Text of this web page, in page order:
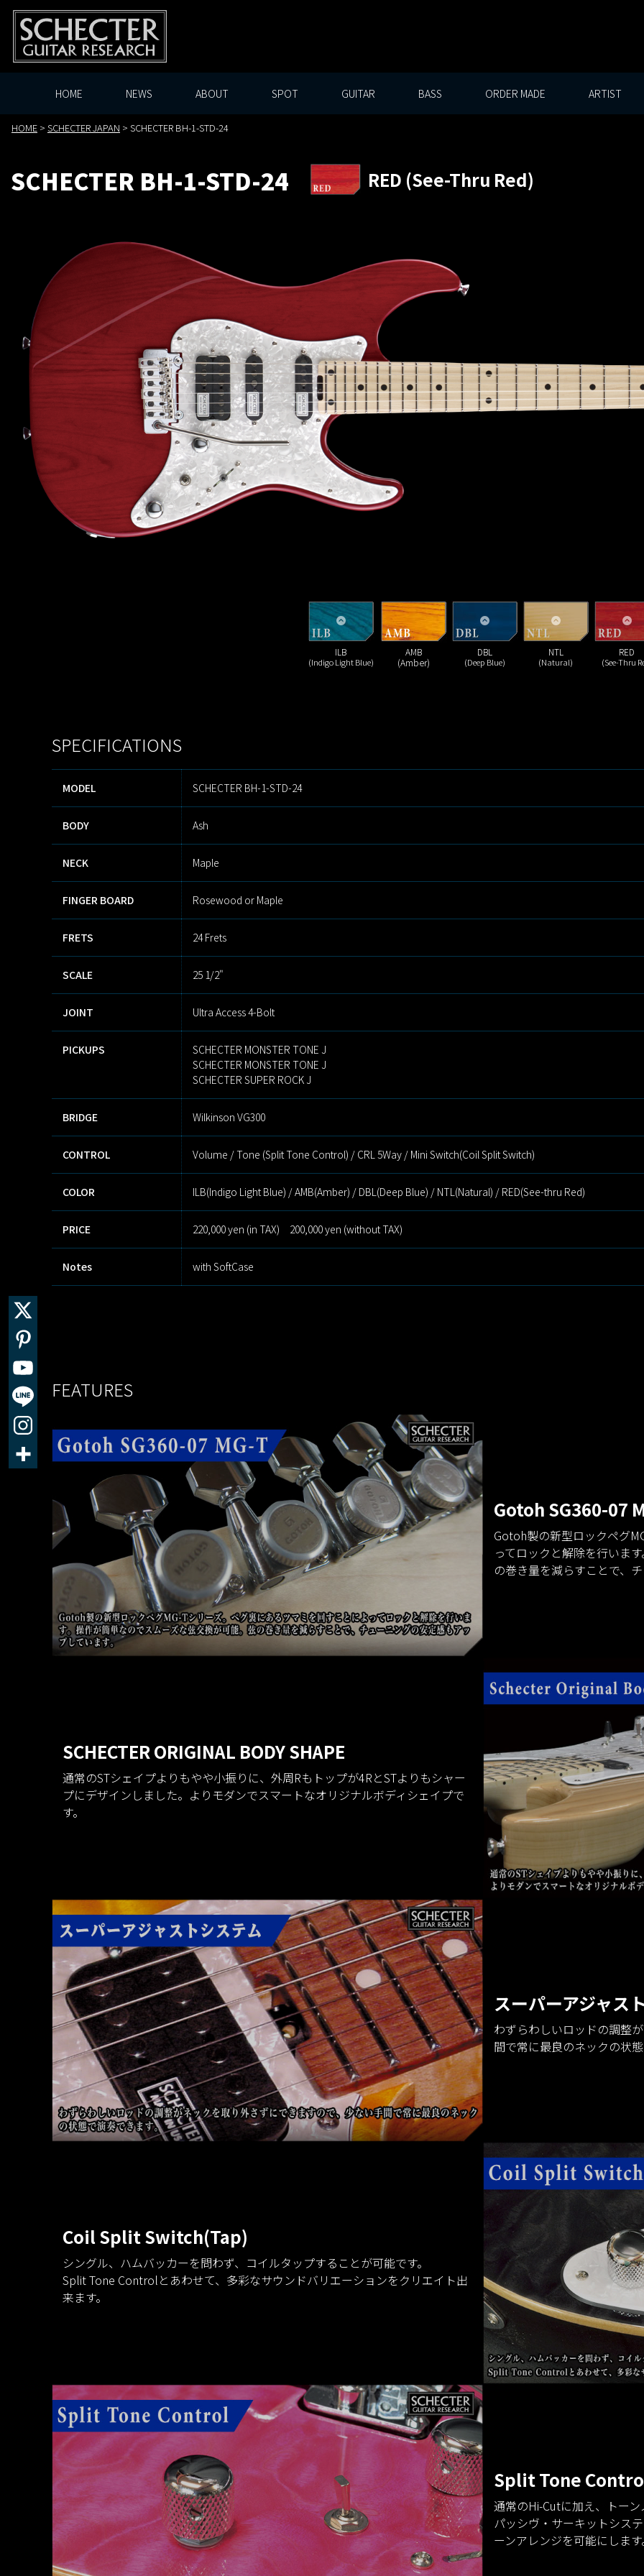
HOME NEWS ABOUT SPOT GUITAR BASS ORDER MADE ARTIST
HOME > SCHECTER JAPAN > SCHECTER BH-1-STD-24
SCHECTER BH-1-STD-24 RED (See-Thru Red)
ILB
(Indigo Light Blue)
AMB
(Amber)
DBL
(Deep Blue)
NTL
(Natural)
RED
(See-Thru
SPECIFICATIONS
MODEL SCHECTER BH-1-STD-24
BODY Ash
NECK Maple
FINGER BOARD Rosewood or Maple
FRETS 24 Frets
SCALE 25 1/2"
JOINT Ultra Access 4-Bolt
PICKUPS
SCHECTER MONSTER TONE J
SCHECTER MONSTER TONE J
SCHECTER SUPER ROCK J
BRIDGE Wilkinson VG300
CONTROL Volume / Tone (Split Tone Control) / CRL 5Way / Mini Switch(Coil Split Switch)
COLOR ILB(Indigo Light Blue) / AMB(Amber) / DBL(Deep Blue) / NTL(Natural) / RED(See-thru Red)
PRICE 220,000 yen (in TAX) 200,000 yen (without TAX)
Notes with SoftCase
FEATURES
Gotoh SG360-07
Gotoh製の新型ロックペグ
ってロックと解除を行いま
の巻き量を減らすことで、
SCHECTER ORIGINAL BODY SHAPE
通常のSTシェイプよりもやや小振りに、外周Rもトップが4RとSTよりもシャー
プにデザインしました。よりモダンでスマートなオリジナルボディシェイプで
す。
スーパーアジャス
わずらわしいロッドの調整
間で常に最良のネックの状
Coil Split Switch(Tap)
シングル、ハムバッカーを問わず、コイルタップすることが可能です。
Split Tone Controlとあわせて、多彩なサウンドバリエーションをクリエイト出
来ます。
Split Tone
通常のHi-Cutに加え、トー
パッシヴ・サーキットシス
ーンアレンジを可能にしま